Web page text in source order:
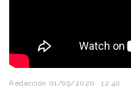
Redacción 01/09/2020 · 12:40